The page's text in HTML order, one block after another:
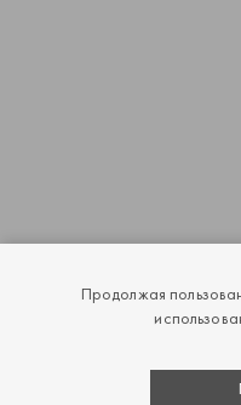
Продолжая